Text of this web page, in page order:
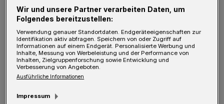
V ielen Dank für den Kommentar „Gebt
uns mehr als Brezeln“: Kulturelles
Erlebnis – hui, Gastronomie – kaum mehr als
pfui, so lautet leider auch unser Fazit zum
gastronomischen Angebot in der Oper
Wir und unsere Partner verarbeiten Daten, um
Folgendes bereitzustellen:
Verwendung genauer Standortdaten. Endgeräteeigenschaften zur
Identifikation aktiv abfragen. Speichern von oder Zugriff auf
Informationen auf einem Endgerät. Personalisierte Werbung und
Inhalte, Messung von Werbeleistung und der Performance von
Inhalten, Zielgruppenforschung sowie Entwicklung und
Verbesserung von Angeboten.
Ausführliche Informationen
Impressum